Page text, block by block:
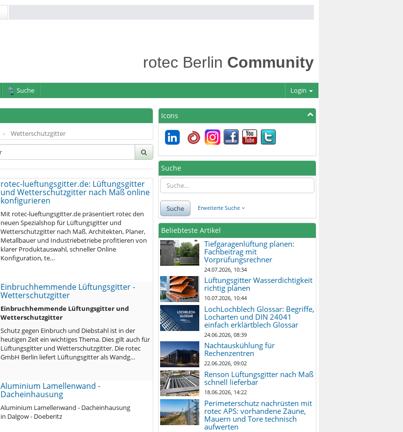
rotec Berlin Community
Suche Login
Wetterschutzgitter
rotec-lueftungsgitter.de: Lüftungsgitter
und Wetterschutzgitter nach Maß online
konfigurieren
Mit rotec-lueftungsgitter.de präsentiert rotec den
neuen Spezialshop für Lüftungsgitter und
Wetterschutzgitter nach Maß. Architekten, Planer,
Metallbauer und Industriebetriebe profitieren von
klarer Produktauswahl, schneller Online
Konfiguration, te…
Einbruchhemmende Lüftungsgitter -
Wetterschutzgitter
Einbruchhemmende Lüftungsgitter und
Wetterschutzgitter
Schutz gegen Einbruch und Diebstahl ist in der
heutigen Zeit ein wichtiges Thema. Dies gilt auch für
Lüftungsgitter und Wetterschutzgitter. Die rotec
GmbH Berlin liefert Lüftungsgitter als Wandg…
Aluminium Lamellenwand -
Dacheinhausung
Aluminium Lamellenwand - Dacheinhausung
in Dalgow - Doeberitz
Icons
Suche
Suche Erweiterte Suche
Beliebteste Artikel
Tiefgaragenlüftung planen:
Fachbeitrag mit
Vorprüfungsrechner
24.07.2026, 10:34
Lüftungsgitter Wasserdichtigkeit
richtig planen
10.07.2026, 10:44
LochLochblech Glossar: Begriffe,
Locharten und DIN 24041
einfach erklärtblech Glossar
24.06.2026, 08:39
Nachtauskühlung für
Rechenzentren
22.06.2026, 09:02
Renson Lüftungsgitter nach Maß
schnell lieferbar
18.06.2026, 14:22
Perimeterschutz nachrüsten mit
rotec APS: vorhandene Zäune,
Mauern und Tore technisch
aufwerten